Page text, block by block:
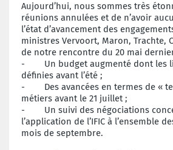
Aujourd’hui, nous sommes très
réunions annulées et de n’avoir
l’état d’avancement des
ministres Vervoort, Maron, Trachte,
de notre rencontre du 20 mai
- Un budget augmenté dont les
définies avant l’été ;
- Des avancées en termes de «
métiers avant le 21 juillet ;
- Un suivi des négociations
l’application de l’IFIC à l’ensemble
mois de septembre.